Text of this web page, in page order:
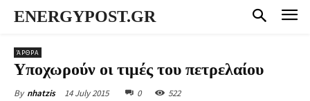
ENERGYPOST.GR
ΆΡΘΡΑ
Υποχωρούν οι τιμές του πετρελαίου
By nhatzis 14 July 2015 0 522